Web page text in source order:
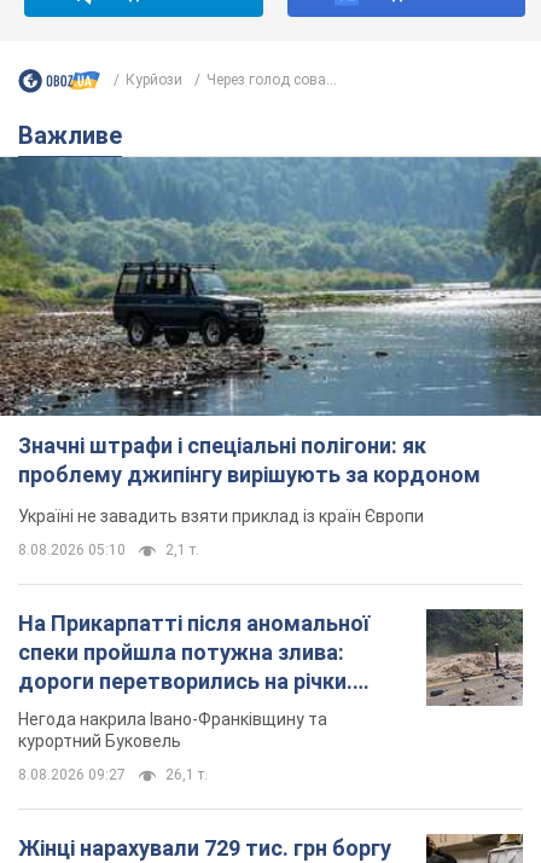
Курйози Через голод сова...
Важливе
Значні штрафи і спеціальні полігони: як
проблему джипінгу вирішують за кордоном
Україні не завадить взяти приклад із країн Європи
8.08.2026 05:10 2,1 т.
На Прикарпатті після аномальної
спеки пройшла потужна злива:
дороги перетворились на річки.
Відео
Негода накрила Івано-Франківщину та
курортний Буковель
8.08.2026 09:27 26,1 т.
Жінці нарахували 729 тис. грн боргу